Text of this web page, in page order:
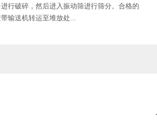
行破碎，然后进入振动筛进行筛分。合格的
输送机转运至堆放处...